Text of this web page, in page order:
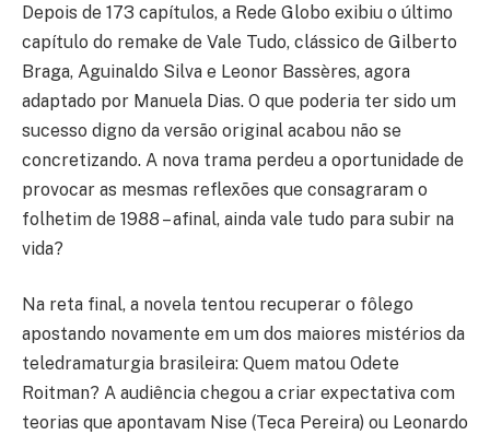
Depois de 173 capítulos, a Rede Globo exibiu o último
capítulo do remake de Vale Tudo, clássico de Gilberto
Braga, Aguinaldo Silva e Leonor Bassères, agora
adaptado por Manuela Dias. O que poderia ter sido um
sucesso digno da versão original acabou não se
concretizando. A nova trama perdeu a oportunidade de
provocar as mesmas reflexões que consagraram o
folhetim de 1988 – afinal, ainda vale tudo para subir na
vida?
Na reta final, a novela tentou recuperar o fôlego
apostando novamente em um dos maiores mistérios da
teledramaturgia brasileira: Quem matou Odete
Roitman? A audiência chegou a criar expectativa com
teorias que apontavam Nise (Teca Pereira) ou Leonardo